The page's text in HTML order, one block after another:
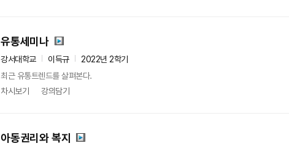
유통세미나
강서대학교 이득규
2022년 2학기
최근 유통트렌드를 살펴본다.
차시보기
강의담기
아동권리와 복지